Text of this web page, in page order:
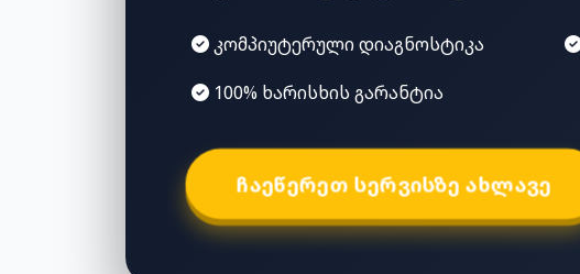
კომპიუტერული დიაგნოსტიკა
100% ხარისხის გარანტია
ᲩᲐᲔᲬᲔᲠᲔᲗ ᲡᲔᲠᲕᲘᲡᲖᲔ ᲐᲮᲚᲐᲕᲔ